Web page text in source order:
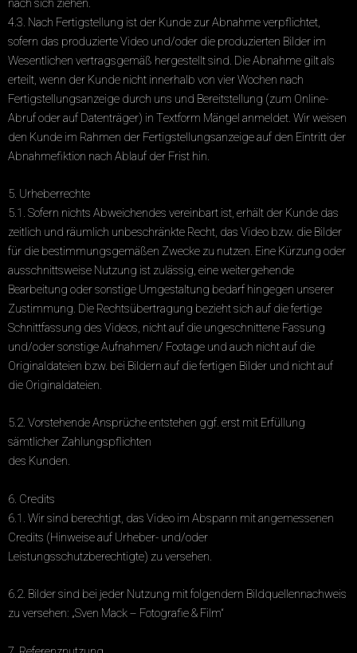
nach sich ziehen.
4.3. Nach Fertigstellung ist der Kunde zur Abnahme verpflichtet,
sofern das produzierte Video und/oder die produzierten Bilder im
Wesentlichen vertragsgemäß hergestellt sind. Die Abnahme gilt als
erteilt, wenn der Kunde nicht innerhalb von vier Wochen nach
Fertigstellungsanzeige durch uns und Bereitstellung (zum Online-
Abruf oder auf Datenträger) in Textform Mängel anmeldet. Wir weisen
den Kunde im Rahmen der Fertigstellungsanzeige auf den Eintritt der
Abnahmefiktion nach Ablauf der Frist hin.
5. Urheberrechte
5.1. Sofern nichts Abweichendes vereinbart ist, erhält der Kunde das
zeitlich und räumlich unbeschränkte Recht, das Video bzw. die Bilder
für die bestimmungsgemäßen Zwecke zu nutzen. Eine Kürzung oder
ausschnittsweise Nutzung ist zulässig, eine weitergehende
Bearbeitung oder sonstige Umgestaltung bedarf hingegen unserer
Zustimmung. Die Rechtsübertragung bezieht sich auf die fertige
Schnittfassung des Videos, nicht auf die ungeschnittene Fassung
und/oder sonstige Aufnahmen/ Footage und auch nicht auf die
Originaldateien bzw. bei Bildern auf die fertigen Bilder und nicht auf
die Originaldateien.
5.2. Vorstehende Ansprüche entstehen ggf. erst mit Erfüllung
sämtlicher Zahlungspflichten
des Kunden.
6. Credits
6.1. Wir sind berechtigt, das Video im Abspann mit angemessenen
Credits (Hinweise auf Urheber- und/oder
Leistungsschutzberechtigte) zu versehen.
6.2. Bilder sind bei jeder Nutzung mit folgendem Bildquellennachweis
zu versehen: „Sven Mack – Fotografie & Film“